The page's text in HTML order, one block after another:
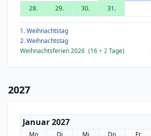
28.
29. 30. 31.
1. Weihnachtstag
2. Weihnachtstag
Weihnachtsferien 2026 (16+ 2Tage)
2027
Januar 2027
Mo Di Mi Do Fr